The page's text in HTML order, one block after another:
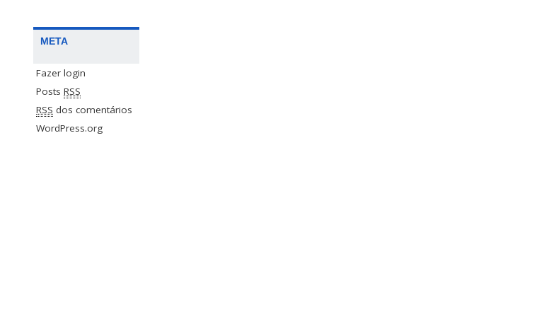
META
Fazer login
Posts RSS
RSS dos comentários
WordPress.org